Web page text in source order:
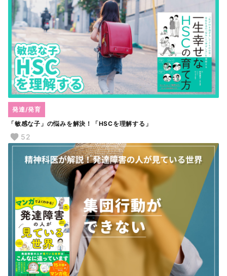
「敏感な子」の悩みを解決！「HSCを理解する」
発達/発育
52